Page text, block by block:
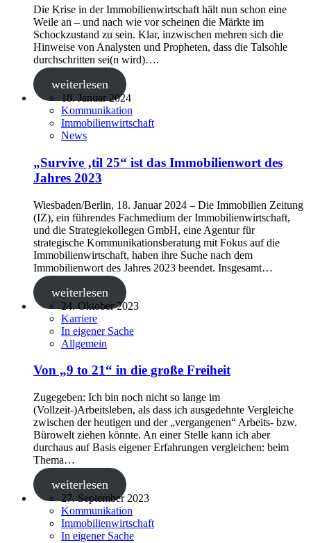
Die Krise in der Immobilienwirtschaft hält nun schon eine
Weile an – und nach wie vor scheinen die Märkte im
Schockzustand zu sein. Klar, inzwischen mehren sich die
Hinweise von Analysten und Propheten, dass die Talsohle
durchschritten sei(n wird)….
weiterlesen
18. Januar 2024
Kommunikation
Immobilienwirtschaft
News
„Survive ‚til 25“ ist das Immobilienwort des
Jahres 2023
Wiesbaden/Berlin, 18. Januar 2024 ‒ Die Immobilien Zeitung
(IZ), ein führendes Fachmedium der Immobilienwirtschaft,
und die Strategiekollegen GmbH, eine Agentur für
strategische Kommunikationsberatung mit Fokus auf die
Immobilienwirtschaft, haben ihre Suche nach dem
Immobilienwort des Jahres 2023 beendet. Insgesamt…
weiterlesen
24. Oktober 2023
Karriere
In eigener Sache
Allgemein
Von „9 to 21“ in die große Freiheit
Zugegeben: Ich bin noch nicht so lange im
(Vollzeit-)Arbeitsleben, als dass ich ausgedehnte Vergleiche
zwischen der heutigen und der „vergangenen“ Arbeits- bzw.
Bürowelt ziehen könnte. An einer Stelle kann ich aber
durchaus auf Basis eigener Erfahrungen vergleichen: beim
Thema…
weiterlesen
27. September 2023
Kommunikation
Immobilienwirtschaft
In eigener Sache